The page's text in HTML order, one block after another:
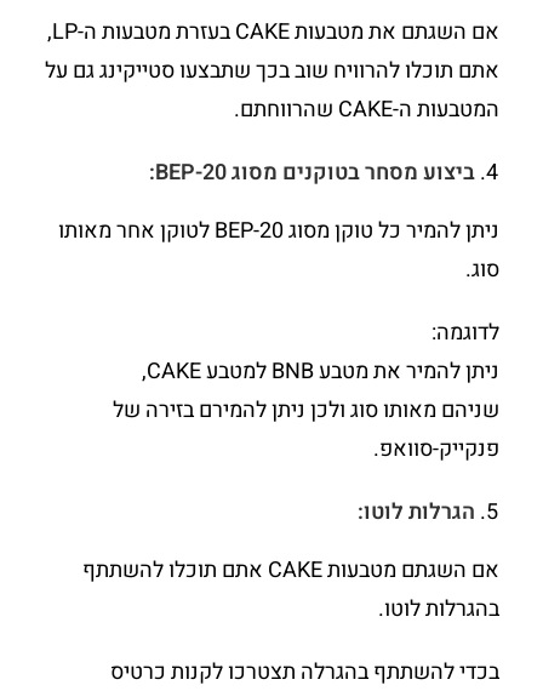
אם השגתם את מטבעות CAKE בעזרת מטבעות ה-LP,
אתם תוכלו להרוויח שוב בכך שתבצעו סטייקינג גם על
המטבעות ה-CAKE שהרווחתם.
ביצוע מסחר בטוקנים מסוגBEP-20:
ניתן להמיר כל טוקן מסוג BEP-20 לטוקן אחר מאותו
סוג.
לדוגמה:
ניתן להמיר את מטבע BNB למטבע CAKE,
שניהם מאותו סוג ולכן ניתן להמירם בזירה של
פנקייק-סוואפ.
הגרלות לוטו:
אם השגתם מטבעות CAKE אתם תוכלו להשתתף
בהגרלות לוטו.
בכדי להשתתף בהגרלה תצטרכו לקנות כרטיס